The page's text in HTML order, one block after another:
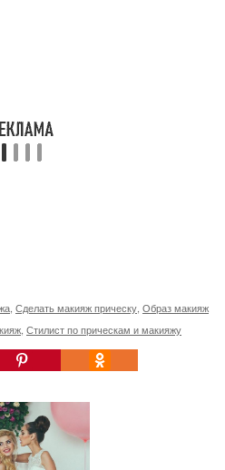
Сделать макияж прическу Образ макияж
Стилист по прическам и макияжу